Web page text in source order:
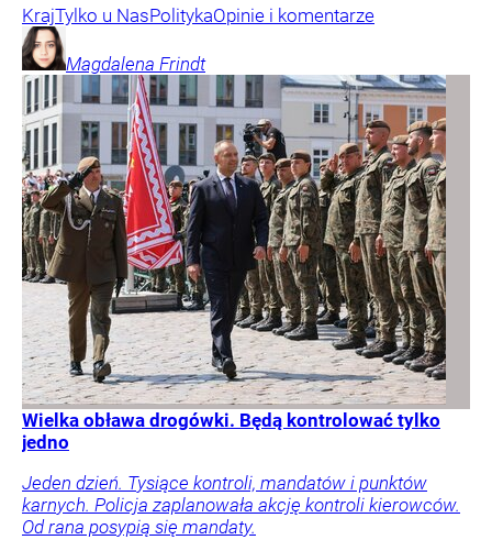
KrajTylko u NasPolitykaOpinie i komentarze
Magdalena Frindt
Wielka obława drogówki. Będą kontrolować tylko
jedno
Jeden dzień. Tysiące kontroli, mandatów i punktów
karnych. Policja zaplanowała akcję kontroli kierowców.
Od rana posypią się mandaty.